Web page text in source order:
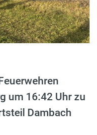
um 16:42 Uhr zu
Dambach